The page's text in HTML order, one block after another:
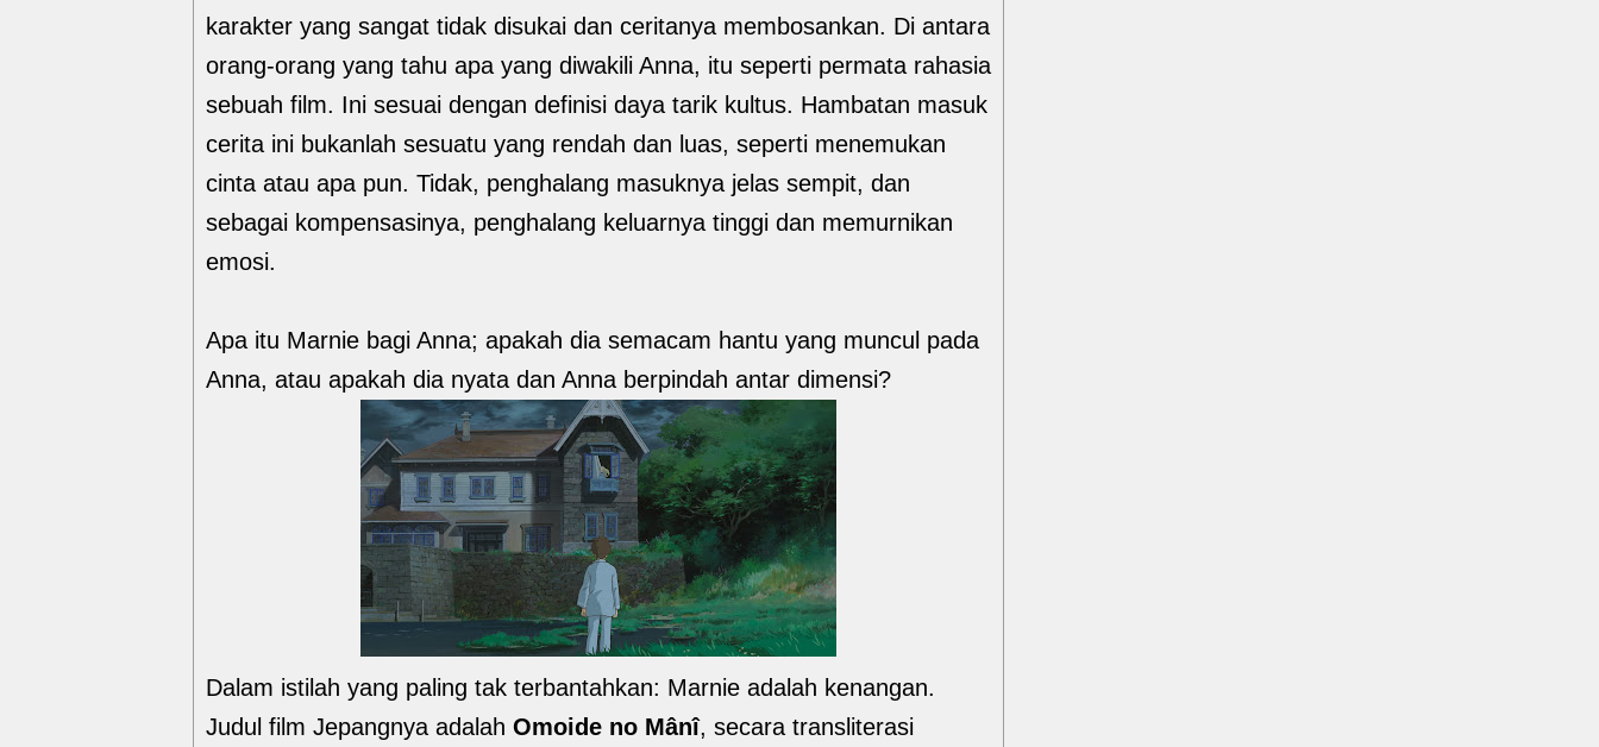
karakter yang sangat tidak disukai dan ceritanya membosankan. Di antara
orang-orang yang tahu apa yang diwakili Anna, itu seperti permata rahasia
sebuah film. Ini sesuai dengan definisi daya tarik kultus. Hambatan masuk
cerita ini bukanlah sesuatu yang rendah dan luas, seperti menemukan
cinta atau apa pun. Tidak, penghalang masuknya jelas sempit, dan
sebagai kompensasinya, penghalang keluarnya tinggi dan memurnikan
emosi.
Apa itu Marnie bagi Anna; apakah dia semacam hantu yang muncul pada
Anna, atau apakah dia nyata dan Anna berpindah antar dimensi?
Dalam istilah yang paling tak terbantahkan: Marnie adalah kenangan.
Judul film Jepangnya adalah Omoide no Mânî, secara transliterasi